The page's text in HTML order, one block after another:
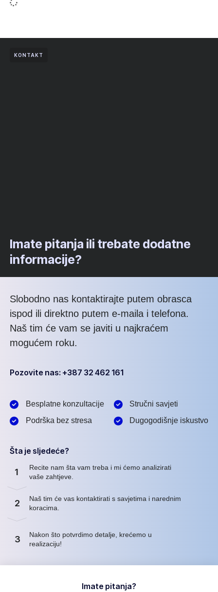
KONTAKT
Imate pitanja ili trebate dodatne
informacije?
Slobodno nas kontaktirajte putem obrasca
ispod ili direktno putem e-maila i telefona.
Naš tim će vam se javiti u najkraćem
mogućem roku.
Pozovite nas: +387 32 462 161
Besplatne konzultacije
Podrška bez stresa
Stručni savjeti
Dugogodišnje iskustvo
Šta je sljedeće?
1
Recite nam šta vam treba i mi ćemo analizirati
vaše zahtjeve.
2
Naš tim će vas kontaktirati s savjetima i narednim
koracima.
3
Nakon što potvrdimo detalje, krećemo u
realizaciju!
Imate pitanja?